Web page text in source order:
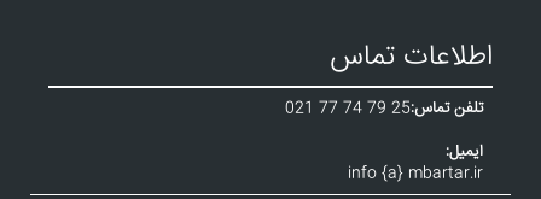
اطلاعات تماس
تلفن تماس:021 77 74 79 25
ایمیل:
info {a} mbartar.ir